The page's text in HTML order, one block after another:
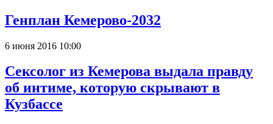
Генплан Кемерово-2032
6 июня 2016 10:00
Сексолог из Кемерова выдала правду
об интиме, которую скрывают в
Кузбассе